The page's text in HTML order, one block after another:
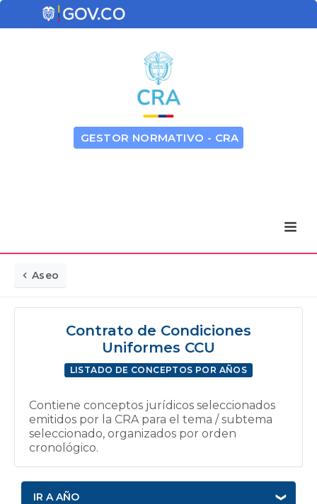
GESTOR NORMATIVO - CRA
Aseo
Contrato de Condiciones
Uniformes CCU
LISTADO DE CONCEPTOS POR AÑOS
Contiene conceptos jurídicos seleccionados
emitidos por la CRA para el tema / subtema
seleccionado, organizados por orden
cronológico.
IR A AÑO